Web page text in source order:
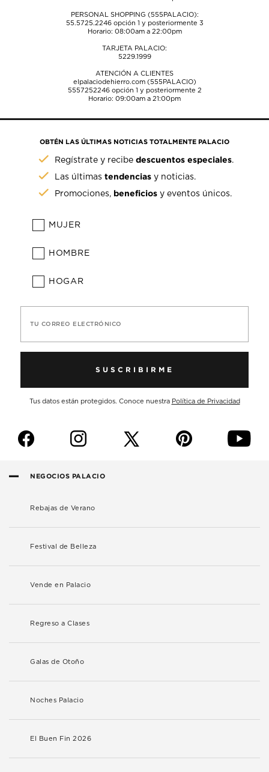
PERSONAL SHOPPING (555PALACIO):
55.5725.2246opción 1 y posteriormente 3
Horario: 08:00am a 22:00pm
TARJETA PALACIO:
5229.1999
ATENCIÓN A CLIENTES
elpalaciodehierro.com (555PALACIO)
5557252246opción 1 y posteriormente 2
Horario: 09:00am a 21:00pm
OBTÉN LAS ÚLTIMAS NOTICIAS TOTALMENTE PALACIO
Regístrate y recibedescuentos especiales.
Las últimastendencias y noticias.
Promociones, beneficios y eventos únicos.
MUJER
HOMBRE
HOGAR
TU CORREO ELECTRÓNICO
SUSCRIBIRME
Tus datos están protegidos. Conoce nuestra Política de Privacidad
f i p y
NEGOCIOS PALACIO
Rebajas de Verano
Festival de Belleza
Vende en Palacio
Regreso a Clases
Galas de Otoño
Noches Palacio
El Buen Fin 2026